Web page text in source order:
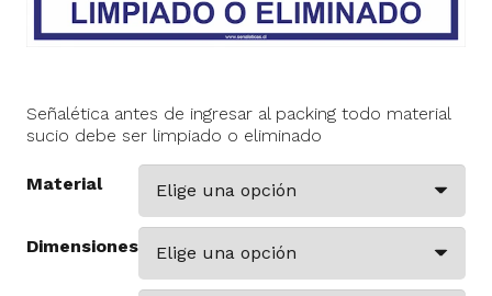
Señalética antes de ingresar al packing todo material
sucio debe ser limpiado o eliminado
Material
Dimensiones